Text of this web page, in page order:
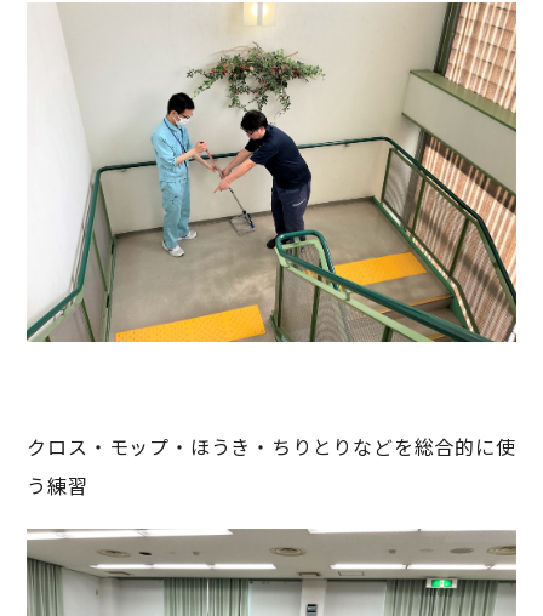
クロス・モップ・ほうき・ちりとりなどを総合的に使
う練習